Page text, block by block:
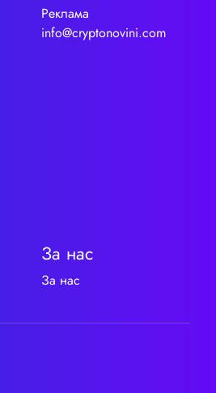
Реклама
info@cryptonovini.com
За нас
За нас